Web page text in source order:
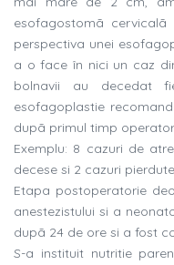
esofagostomã
perspectiva unei
a o face în nici un caz
bolnavii au decedat
esofagoplastie
dupã primul timp
Exemplu: 8 cazuri de
decese si 2 cazuri
Etapa postoperatorie
anestezistului si a
dupã 24 de ore si a fost
S-a instituit nutritie